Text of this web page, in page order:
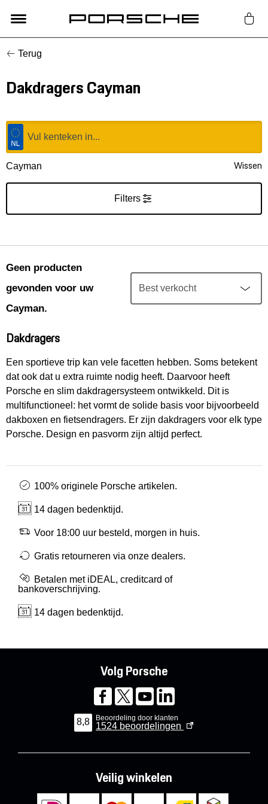
Lifestyle
Auto Accessoires
Classic
Nieuw
Mijn account
Klantenservice
Meer Porsche
Porsche informatie
Terug
Dakdragers Cayman
Cayman Wissen
Filters
Geen producten
gevonden voor uw
Cayman.
Dakdragers
Een sportieve trip kan vele facetten hebben. Soms betekent
dat ook dat u extra ruimte nodig heeft. Daarvoor heeft
Porsche en slim dakdragersysteem ontwikkeld. Dit is
multifunctioneel: het vormt de solide basis voor bijvoorbeeld
dakboxen en fietsendragers. Er zijn dakdragers voor elk type
Porsche. Design en pasvorm zijn altijd perfect.
100% originele Porsche artikelen.
14 dagen bedenktijd.
Voor 18:00 uur besteld, morgen in huis.
Gratis retourneren via onze dealers.
Betalen met iDEAL, creditcard of
bankoverschrijving.
14 dagen bedenktijd.
Volg Porsche
8,8 Beoordeling door klanten
1524 beoordelingen
Veilig winkelen